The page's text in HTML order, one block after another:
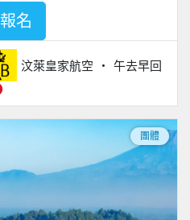
汶萊皇家航空 午去早回
報名
團體